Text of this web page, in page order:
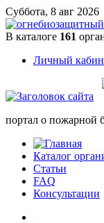
Суббота, 8 авг 2026
В каталоге 161
Личный
портал о пожарной
Каталог
Статьи
FAQ
Консультации